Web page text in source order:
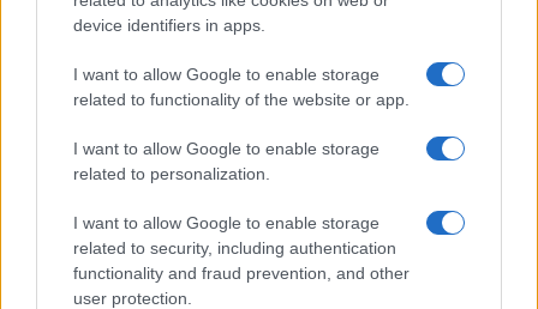
device identifiers in apps.
I want to allow Google to enable storage
related to functionality of the website or app.
I want to allow Google to enable storage
related to personalization.
I want to allow Google to enable storage
related to security, including authentication
functionality and fraud prevention, and other
user protection.
Δημόσιο: Παρατείνεται από το ΥΠΕΣ η
προσλήψεων το 2027
09/08/2026 - 20:32
διαδικασία
08/08/2026 -